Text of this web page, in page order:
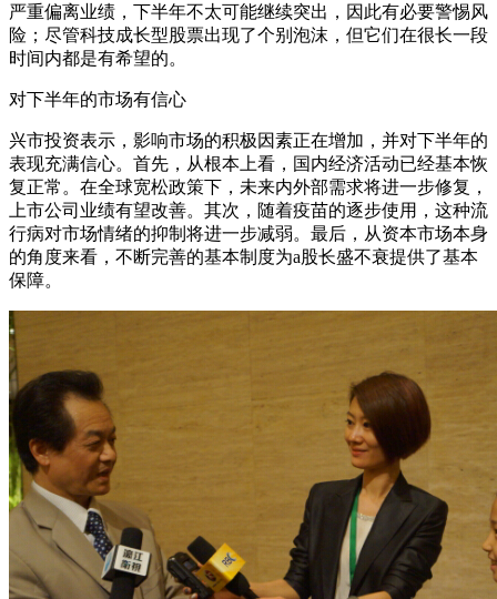
严重偏离业绩，下半年不太可能继续突出，因此有必要警惕风
险；尽管科技成长型股票出现了个别泡沫，但它们在很长一段
时间内都是有希望的。
对下半年的市场有信心
兴市投资表示，影响市场的积极因素正在增加，并对下半年的
表现充满信心。首先，从根本上看，国内经济活动已经基本恢
复正常。在全球宽松政策下，未来内外部需求将进一步修复，
上市公司业绩有望改善。其次，随着疫苗的逐步使用，这种流
行病对市场情绪的抑制将进一步减弱。最后，从资本市场本身
的角度来看，不断完善的基本制度为a股长盛不衰提供了基本
保障。